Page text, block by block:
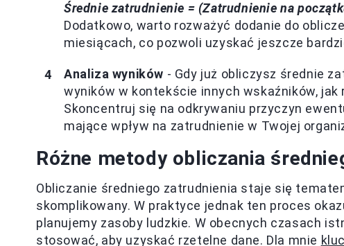
Średnie zatrudnienie = (Zatrudnienie na
Dodatkowo, warto rozważyć dodanie do
miesiącach, co pozwoli uzyskać jeszcze
Analiza wyników - Gdy już obliczysz średnie
wyników w kontekście innych wskaźników,
Skoncentruj się na odkrywaniu przyczyn
mające wpływ na zatrudnienie w Twojej
Różne metody obliczania
Obliczanie średniego zatrudnienia staje się
skomplikowany. W praktyce jednak ten proces
planujemy zasoby ludzkie. W obecnych czasach
stosować, aby uzyskać rzetelne dane. Dla mnie